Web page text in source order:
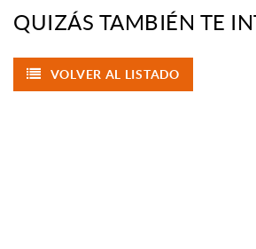
QUIZÁS TAMBIÉN TE
VOLVER AL LISTADO